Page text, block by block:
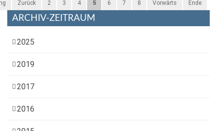
Zurück 2 3 4 5 6 7 8 Vorwärts Ende
ARCHIV-ZEITRAUM
2025
2019
2017
2016